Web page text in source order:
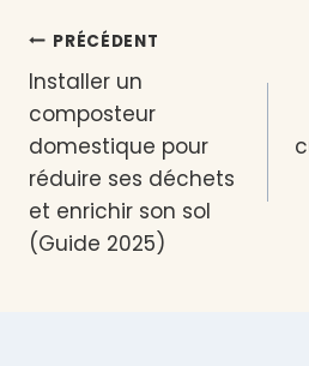
Navigation
de
l’article
PRÉCÉDENT
Installer un
composteur
domestique pour
réduire ses déchets
et enrichir son sol
(Guide 2025)